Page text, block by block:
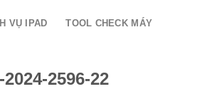
VỤ IPAD TOOL CHECK MÁY
2596-22